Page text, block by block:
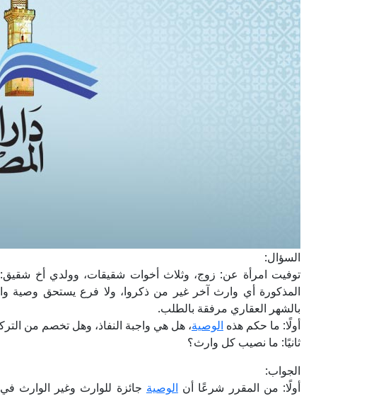
السؤال:
توفيت امرأة عن: زوج، وثلاث أخوات شقيقات، وولدي أخ شقيق:
المذكورة أي وارث آخر غير من ذكروا، ولا فرع يستحق وصية
بالشهر العقاري مرفقة بالطلب.
أولًا: ما حكم هذه الوصية، هل هي واجبة النفاذ، وهل تخصم من
ثانيًا: ما نصيب كل وارث؟
الجواب:
أولًا: من المقرر شرعًا أن الوصية جائزة للوارث وغير الوارث